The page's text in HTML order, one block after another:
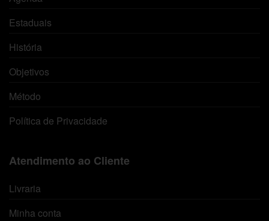
Estaduais
História
Objetivos
Método
Política de Privacidade
Atendimento ao Cliente
Livraria
Minha conta